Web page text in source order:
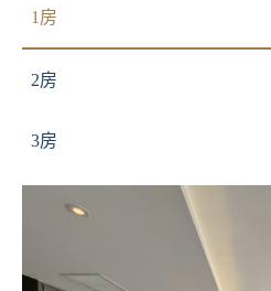
1房
2房
3房